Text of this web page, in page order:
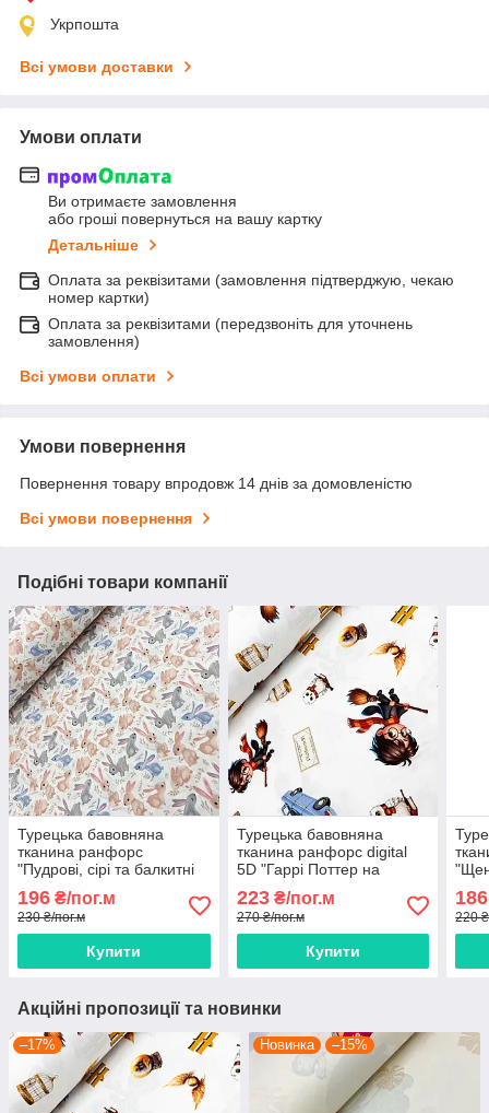
Укрпошта
Всі умови доставки
Умови оплати
Ви отримаєте замовлення
або гроші повернуться на вашу картку
Детальніше
Оплата за реквізитами (замовлення підтверджую, чекаю
номер картки)
Оплата за реквізитами (передзвоніть для уточнень
замовлення)
Всі умови оплати
Умови повернення
Повернення товару впродовж 14 днів за домовленістю
Всі умови повернення
Подібні товари компанії
Турецька бавовняна
тканина ранфорс
"Пудрові, сірі та балкитні
зайчики" 240 см
196 ₴/пог.м
230 ₴/пог.м
Купити
Турецька бавовняна
тканина ранфорс digital
5D "Гаррі Поттер на
білому" 240 см
223₴/пог.м
270 ₴/пог.м
Купити
см
186
220
Акційні пропозиції та новинки
–17% Новинка –15%